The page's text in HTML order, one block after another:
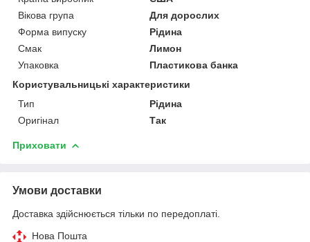
Вікова група
Для дорослих
Форма випуску
Рідина
Смак
Лимон
Упаковка
Пластикова банка
Користувальницькі характеристики
Тип
Рідина
Оригінал
Так
Приховати
Умови доставки
Доставка здійснюється тільки по передоплаті.
Нова Пошта